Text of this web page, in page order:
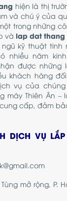
hiện là thị
và chú ý của
trong những
và lap dat thang
kỹ thuật tinh
nhiều năm
được những
khách hàng
vụ của
máy Thiên Ân
cấp, đảm
DỊCH VỤ
Tùng mở rộng, P.